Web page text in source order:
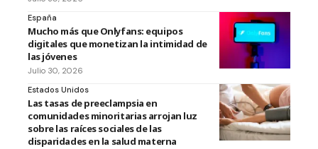
España
Mucho más que Onlyfans: equipos
digitales que monetizan la intimidad de
las jóvenes
Julio 30, 2026
Estados Unidos
Las tasas de preeclampsia en
comunidades minoritarias arrojan luz
sobre las raíces sociales de las
disparidades en la salud materna